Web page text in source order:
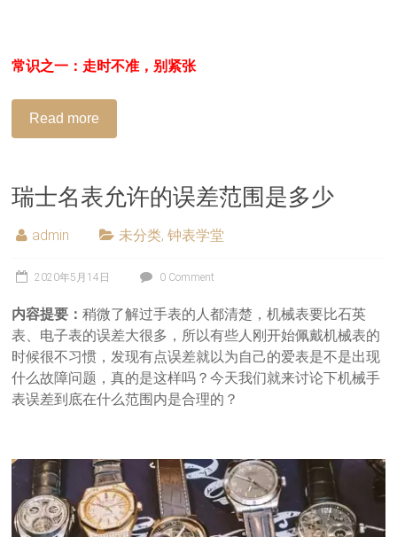
常识之一：走时不准，别紧张
Read more
瑞士名表允许的误差范围是多少
admin 未分类,钟表学堂
2020年5月14日 0 Comment
内容提要：稍微了解过手表的人都清楚，机械表要比石英
表、电子表的误差大很多，所以有些人刚开始佩戴机械表的
时候很不习惯，发现有点误差就以为自己的爱表是不是出现
什么故障问题，真的是这样吗？今天我们就来讨论下机械手
表误差到底在什么范围内是合理的？